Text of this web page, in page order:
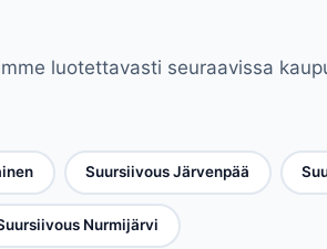
luotettavasti seuraavissa
Suursiivous Järvenpää
Nurmijärvi